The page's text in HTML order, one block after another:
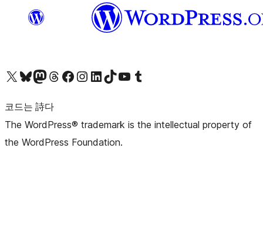
X(이전 트위터) 계정 방문하기블루스카이 계정 방문하기마스토돈 계정 방문하기스레드 계정 방문하기 페이스북 페이지 방문하기인스타그램 계정 방문하기 LinkedIn 계정 방문하기틱톡 계정 방문하기유튜브 채널 방문하기 텀블러 계정 방문하기
코드는 詩다
The WordPress® trademark is the intellectual property of
the WordPress Foundation.